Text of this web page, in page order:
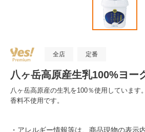
全店 定番
八ヶ岳高原産生乳100%ヨー
八ヶ岳高原産の生乳を100％使用しています
香料不使用です。
・アレルギー情報等は、商品現物の表示